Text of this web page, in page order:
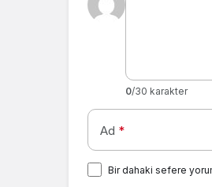
0/30 karakter
Ad *
Bir dahaki sefere